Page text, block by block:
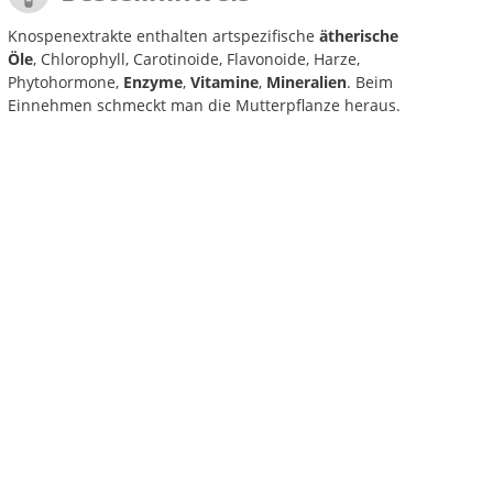
Knospenextrakte enthalten artspezifische ätherische
Öle, Chlorophyll, Carotinoide, Flavonoide, Harze,
Phytohormone, Enzyme, Vitamine, Mineralien. Beim
Einnehmen schmeckt man die Mutterpflanze heraus.